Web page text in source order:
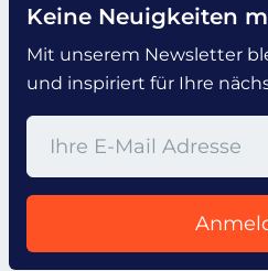
Keine Neuigkeiten
Mit unserem Newsletter
und inspiriert für Ihre